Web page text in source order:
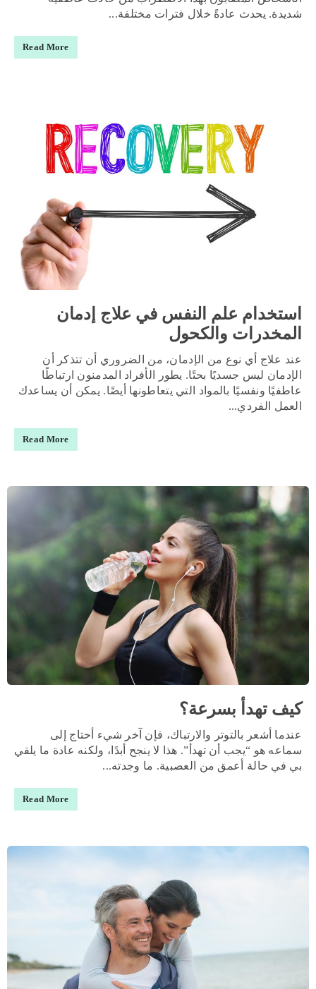
شديدة. يحدث عادةً خلال فترات مختلفة...
Read More
استخدام علم النفس في علاج إدمان
المخدرات والكحول
عند علاج أي نوع من الإدمان، من الضروري أن تتذكر أن
الإدمان ليس جسديًا بحتًا. يطور الأفراد المدمنون ارتباطًا
عاطفيًا ونفسيًا بالمواد التي يتعاطونها أيضًا. يمكن أن يساعدك
العمل الفردي...
Read More
كيف تهدأ بسرعة؟
عندما أشعر بالتوتر والارتباك، فإن آخر شيء أحتاج إلى
سماعه هو “يجب أن تهدأ”. هذا لا ينجح أبدًا، ولكنه عادة ما يلقي
بي في حالة أعمق من العصبية. ما وجدته...
Read More